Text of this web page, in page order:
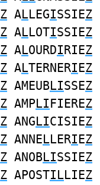
Z ALLEGISSIEZ
Z ALLOTISSIEZ
Z ALOURDIRIEZ
Z ALTERNERIEZ
Z AMEUBLISSEZ
Z AMPLIFIEREZ
Z ANGLICISIEZ
Z ANNELLERIEZ
Z ANOBLISSIEZ
Z APOSTILLIEZ